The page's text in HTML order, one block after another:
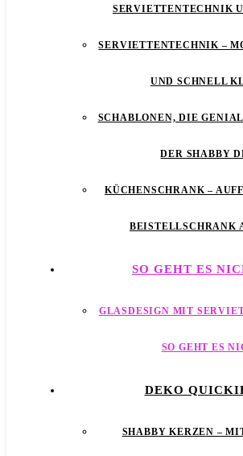
SERVIETTENTECHNIK
SERVIETTENTECHNIK –
UND SCHNELL
SCHABLONEN, DIE
DER SHABBY
KÜCHENSCHRANK –
BEISTELLSCHRANK
SO GEHT ES
GLASDESIGN MIT
SO GEHT ES
DEKO
SHABBY KERZEN –